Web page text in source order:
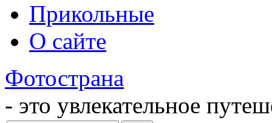
Прикольные
О сайте
Фотострана
- это увлекательное